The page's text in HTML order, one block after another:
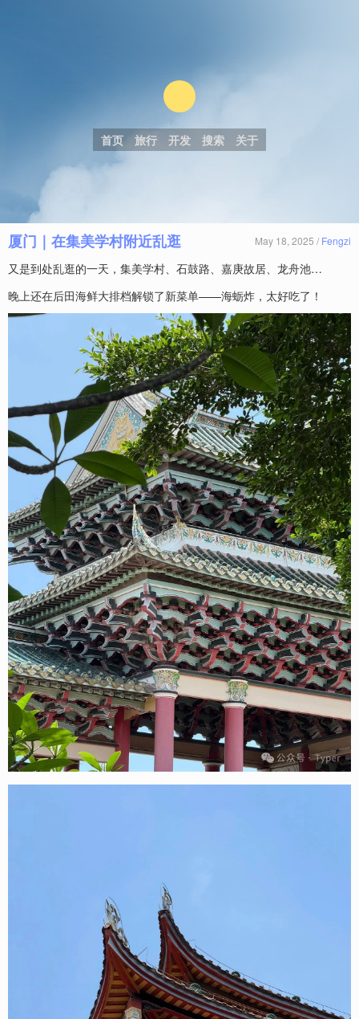
首页 旅行 开发 搜索 关于
厦门｜在集美学村附近乱逛 May 18, 2025 / Fengzi
又是到处乱逛的一天，集美学村、石鼓路、嘉庚故居、龙舟池…
晚上还在后田海鲜大排档解锁了新菜单——海蛎炸，太好吃了！